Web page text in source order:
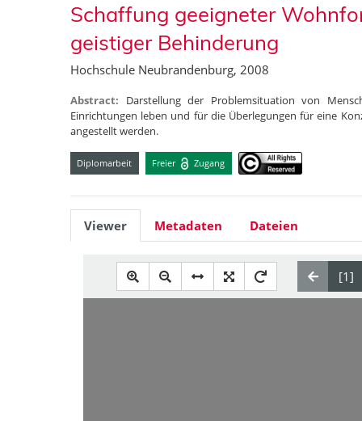
Schaffung geeigneter
geistiger Behinderung
Hochschule Neubrandenburg, 2008
Abstract: Darstellung der Problemsituation von
Einrichtungen leben und für die Überlegungen für eine
angestellt werden.
Diplomarbeit Freier Zugang
Viewer Metadaten Dateien